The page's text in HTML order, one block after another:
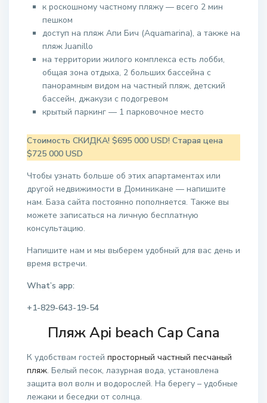
к роскошному частному пляжу — всего 2 мин
пешком
доступ на пляж Апи Бич (Aquamarina), а также на
пляж Juanillo
на территории жилого комплекса есть лобби,
общая зона отдыха, 2 больших бассейна с
панорамным видом на частный пляж, детский
бассейн, джакузи с подогревом
крытый паркинг — 1 парковочное место
Стоимость СКИДКА! $695 000 USD! Старая цена
$725 000 USD
Чтобы узнать больше об этих апартаментах или
другой недвижимости в Доминикане — напишите
нам. База сайта постоянно пополняется. Также вы
можете записаться на личную бесплатную
консультацию.
Напишите нам и мы выберем удобный для вас день и
время встречи.
What’s app:
+1-829-643-19-54
ПляжApi beach Cap Cana
К удобствам гостей просторный частный песчаный
пляж. Белый песок, лазурная вода, установлена
защита вол волн и водорослей. На берегу – удобные
лежаки и беседки от солнца.